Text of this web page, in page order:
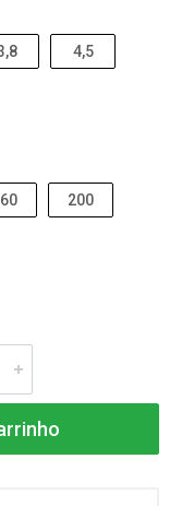
4,5
200